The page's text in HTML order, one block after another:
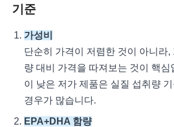
기준
가성비
단순히 가격이 저렴한 것이 아니라
량 대비 가격을 따져보는 것이 핵
이 낮은 저가 제품은 실질 섭취량
경우가 많습니다.
EPA+DHA 함량